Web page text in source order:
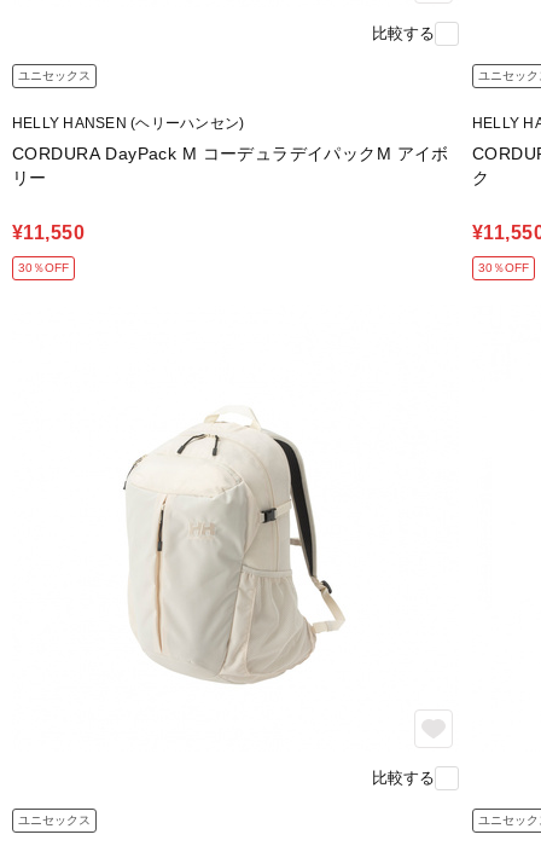
比較する
ユニセックス
HELLY HANSEN (ヘリーハンセン)
CORDURA DayPack M コーデュラデイパックM アイボ
リー
¥11,550
30％OFF
ユニセック
HELLY
ク
30％OFF
比較する
ユニセックス ユニセック